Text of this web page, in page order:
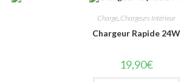
Charge, Chargeurs Intérieur
Chargeur Rapide 24W
19,90€